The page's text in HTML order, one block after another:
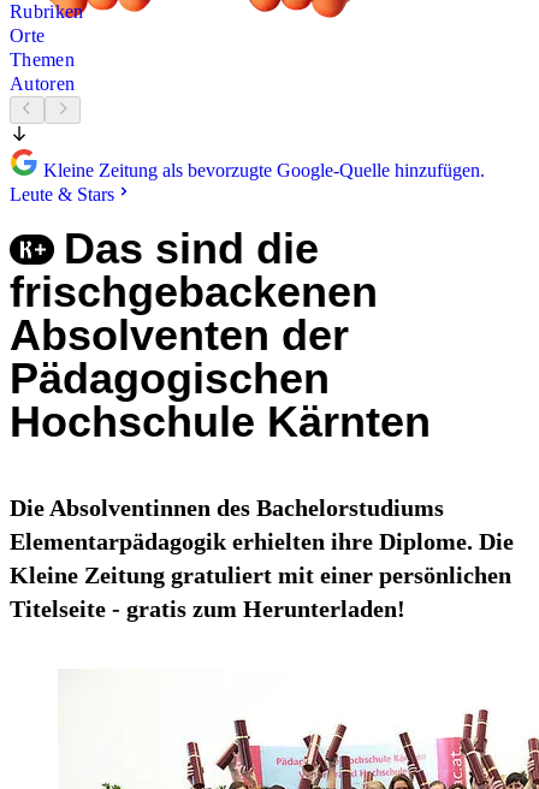
Rubriken
Orte
Themen
Autoren
Kleine Zeitung als bevorzugte Google-Quelle hinzufügen.
Leute & Stars
Das sind die
frischgebackenen
Absolventen der
Pädagogischen
Hochschule Kärnten
Die Absolventinnen des Bachelorstudiums
Elementarpädagogik erhielten ihre Diplome. Die
Kleine Zeitung gratuliert mit einer persönlichen
Titelseite - gratis zum Herunterladen!